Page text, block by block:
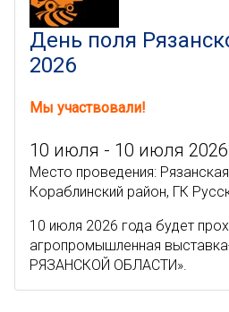
День поля
2026
Мы участвовали!
10 июля - 10 июля 2026
Место проведения:
Кораблинский район, ГК
10 июля 2026 года будет
агропромышленная
РЯЗАНСКОЙ ОБЛАСТИ».